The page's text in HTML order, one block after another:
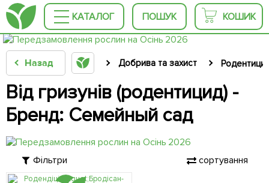
КАТАЛОГ ПОШУК КОШИК
Назад Добрива та захист
Від гризунів (родентицид) -
Бренд: Семейный сад
Фільтри сортування